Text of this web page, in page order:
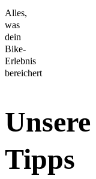
Alles,
was
dein
Bike-
Erlebnis
bereichert
Unsere
Tipps